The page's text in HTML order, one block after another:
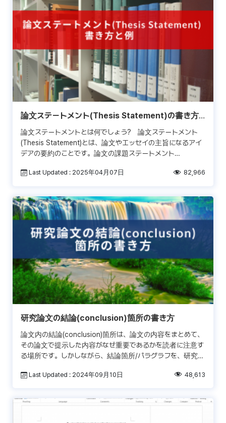
論文ステートメント(Thesis Statement)の書き方
と、その例
論文ステートメントとは何でしょう? 論文ステートメント
(Thesis Statement)とは、論文やエッセイの主旨になるアイ
デアの要約のことです。論文の課題ステートメント
Last Updated : 2025年04月07日 82,966
研究論文の結論(conclusion)箇所の書き方
論文内の結論(conclusion)箇所は、論文の内容をまとめて、
その論文で提示した内容がなぜ重要であるかを読者に注意す
る場所です。しかしながら、結論箇所/パラグラフを、研究概
Last Updated : 2024年09月10日 48,613